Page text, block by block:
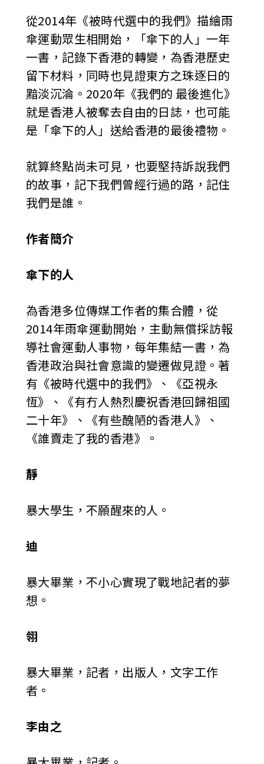
從2014年《被時代選中的我們》描繪雨
傘運動眾生相開始，「傘下的人」一年
一書，記錄下香港的轉變，為香港歷史
留下材料，同時也見證東方之珠逐日的
黯淡沉淪。2020年《我們的 最後進化》
就是香港人被奪去自由的日誌，也可能
是「傘下的人」送給香港的最後禮物。
就算終點尚未可見，也要堅持訴說我們
的故事，記下我們曾經行過的路，記住
我們是誰。
作者簡介
傘下的人
為香港多位傳媒工作者的集合體，從
2014年雨傘運動開始，主動無償採訪報
導社會運動人事物，每年集結一書，為
香港政治與社會意識的變遷做見證。著
有《被時代選中的我們》、《亞視永
恆》、《有冇人熱烈慶祝香港回歸祖國
二十年》、《有些醜陋的香港人》、
《誰賣走了我的香港》。
靜
暴大學生，不願醒來的人。
迪
暴大畢業，不小心實現了戰地記者的夢
想。
翎
暴大畢業，記者，出版人，文字工作
者。
李由之